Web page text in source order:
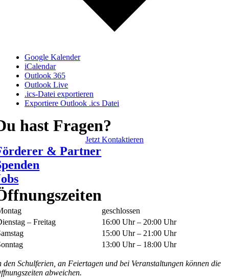
Google Kalender
iCalendar
Outlook 365
Outlook Live
.ics-Datei exportieren
Exportiere Outlook .ics Datei
hast Fragen?
Jetzt Kontaktieren
& Partner
geschlossen
– Freitag
16:00 Uhr – 20:00 Uhr
15:00 Uhr – 21:00 Uhr
13:00 Uhr – 18:00 Uhr
den Schulferien, an Feiertagen und bei Veranstaltungen können die
abweichen.